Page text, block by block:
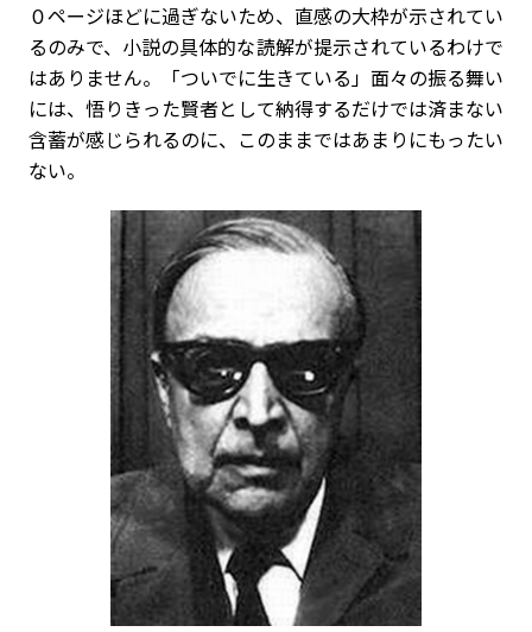
０ページほどに過ぎないため、直感の大枠が示されてい
るのみで、小説の具体的な読解が提示されているわけで
はありません。「ついでに生きている」面々の振る舞い
には、悟りきった賢者として納得するだけでは済まない
含蓄が感じられるのに、このままではあまりにもったい
ない。